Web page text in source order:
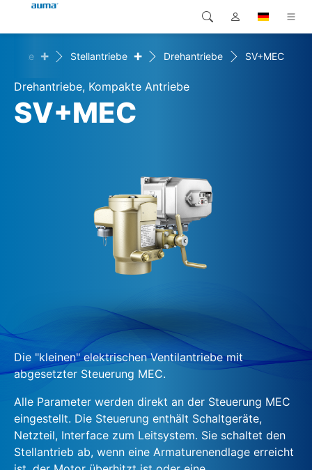
Produkte
Lösungen
Unternehmen
Global
Europa
Suche
+ Stellantriebe + Drehantriebe SV+MEC
Drehantriebe, Kompakte Antriebe
SV+MEC
Die "kleinen" elektrischen Ventilantriebe mit
abgesetzter Steuerung MEC.
Alle Parameter werden direkt an der Steuerung MEC
eingestellt. Die Steuerung enthält Schaltgeräte,
Netzteil, Interface zum Leitsystem. Sie schaltet den
Stellantrieb ab, wenn eine Armaturenendlage erreicht